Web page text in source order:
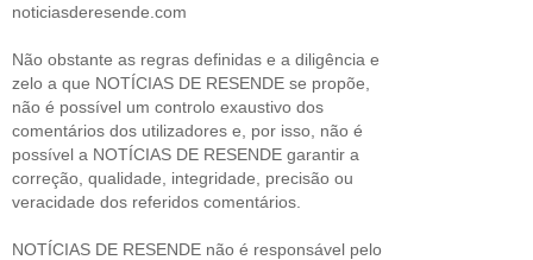
noticiasderesende.com
Não obstante as regras definidas e a diligência e
zelo a que NOTÍCIAS DE RESENDE se propõe,
não é possível um controlo exaustivo dos
comentários dos utilizadores e, por isso, não é
possível a NOTÍCIAS DE RESENDE garantir a
correção, qualidade, integridade, precisão ou
veracidade dos referidos comentários.
NOTÍCIAS DE RESENDE não é responsável pelo